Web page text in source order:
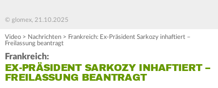
© glomex, 21.10.2025
Video > Nachrichten > Frankreich: Ex-Präsident Sarkozy inhaftiert –
Freilassung beantragt
Frankreich:
EX-PRÄSIDENT SARKOZY INHAFTIERT –
FREILASSUNG BEANTRAGT